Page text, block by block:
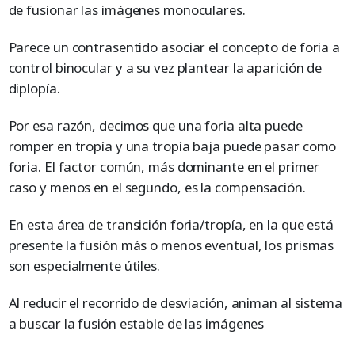
de fusionar las imágenes monoculares.
Parece un contrasentido asociar el concepto de foria a
control binocular y a su vez plantear la aparición de
diplopía.
Por esa razón, decimos que una foria alta puede
romper en tropía y una tropía baja puede pasar como
foria. El factor común, más dominante en el primer
caso y menos en el segundo, es la compensación.
En esta área de transición foria/tropía, en la que está
presente la fusión más o menos eventual, los prismas
son especialmente útiles.
Al reducir el recorrido de desviación, animan al sistema
a buscar la fusión estable de las imágenes